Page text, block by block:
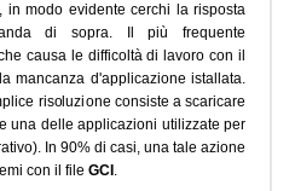
in modo evidente cerchi la risposta
di sopra. Il più frequente
causa le difficoltà di lavoro con il
mancanza d'applicazione istallata.
risoluzione consiste a scaricare
una delle applicazioni utilizzate per
In 90% di casi, una tale azione
con il file GCI .